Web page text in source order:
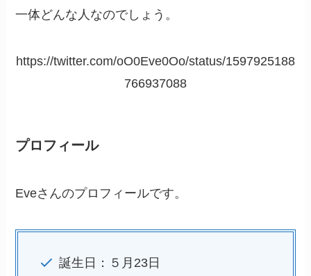
一体どんな人なのでしょう。
https://twitter.com/oO0Eve0Oo/status/1597925188
766937088
プロフィール
Eveさんのプロフィールです。
誕生日：５月23日